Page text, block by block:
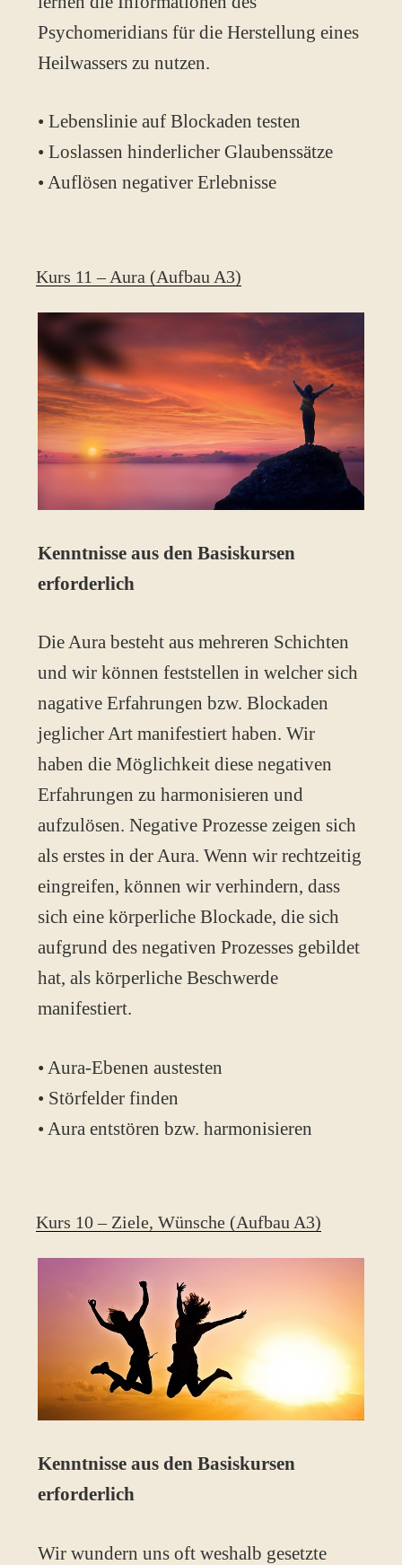
Psychomeridians für die Herstellung eines
Heilwassers zu nutzen.
• Lebenslinie auf Blockaden testen
• Loslassen hinderlicher Glaubenssätze
• Auflösen negativer Erlebnisse
Kurs 11 – Aura (Aufbau A3)
Kenntnisse aus den Basiskursen
erforderlich
Die Aura besteht aus mehreren Schichten
und wir können feststellen in welcher sich
nagative Erfahrungen bzw. Blockaden
jeglicher Art manifestiert haben. Wir
haben die Möglichkeit diese negativen
Erfahrungen zu harmonisieren und
aufzulösen. Negative Prozesse zeigen sich
als erstes in der Aura. Wenn wir rechtzeitig
eingreifen, können wir verhindern, dass
sich eine körperliche Blockade, die sich
aufgrund des negativen Prozesses gebildet
hat, als körperliche Beschwerde
manifestiert.
• Aura-Ebenen austesten
• Störfelder finden
• Aura entstören bzw. harmonisieren
Kurs 10 – Ziele, Wünsche (Aufbau A3)
Kenntnisse aus den Basiskursen
erforderlich
Wir wundern uns oft weshalb gesetzte